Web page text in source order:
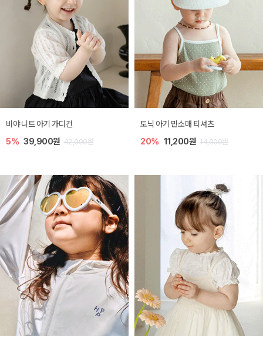
비야 니트 아기 가디건
5% 39,900원 42,000원
토닉 아기 민소매 티셔츠
20% 11,200원 14,000원